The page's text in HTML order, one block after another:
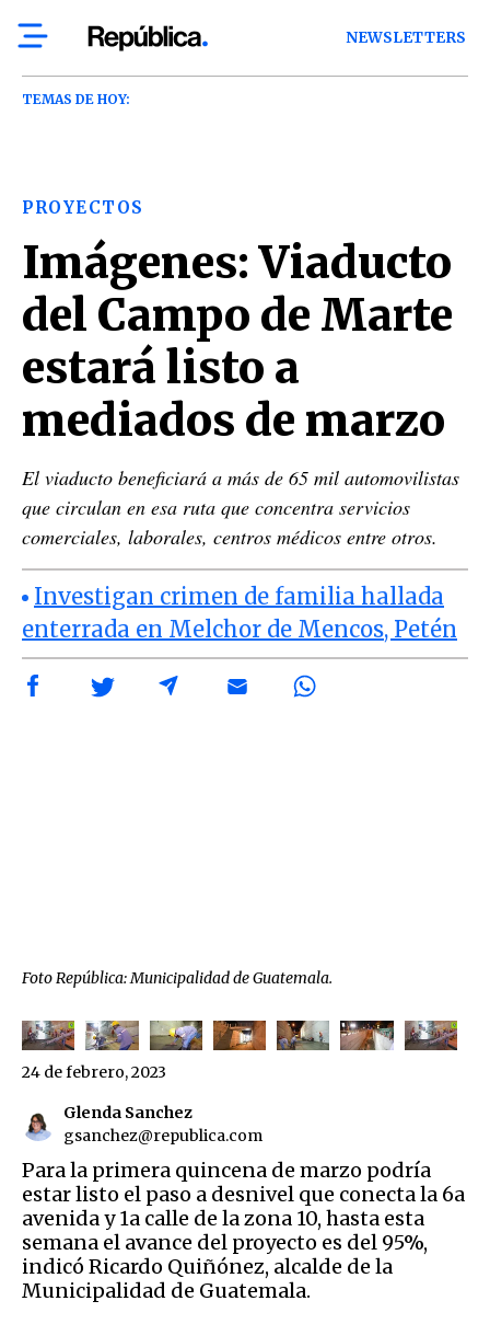
NEWSLETTERS
TEMAS DE HOY:
PROYECTOS
Imágenes: Viaducto
del Campo de Marte
estará listo a
mediados de marzo
El viaducto beneficiará a más de 65 mil automovilistas
que circulan en esa ruta que concentra servicios
comerciales, laborales, centros médicos entre otros.
Investigan crimen de familia hallada
enterrada en Melchor de Mencos, Petén
Foto República: Municipalidad de Guatemala.
Glenda Sanchez
gsanchez@republica.com
24 de febrero, 2023
Para la primera quincena de marzo podría
estar listo el paso a desnivel que conecta la 6a
avenida y 1a calle de la zona 10, hasta esta
semana el avance del proyecto es del 95%,
indicó Ricardo Quiñónez, alcalde de la
Municipalidad de Guatemala.